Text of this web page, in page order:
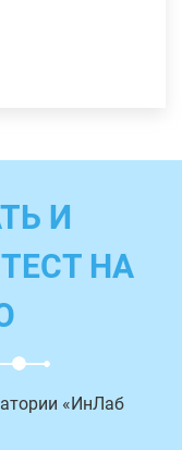
И
НА
«ИнЛаб